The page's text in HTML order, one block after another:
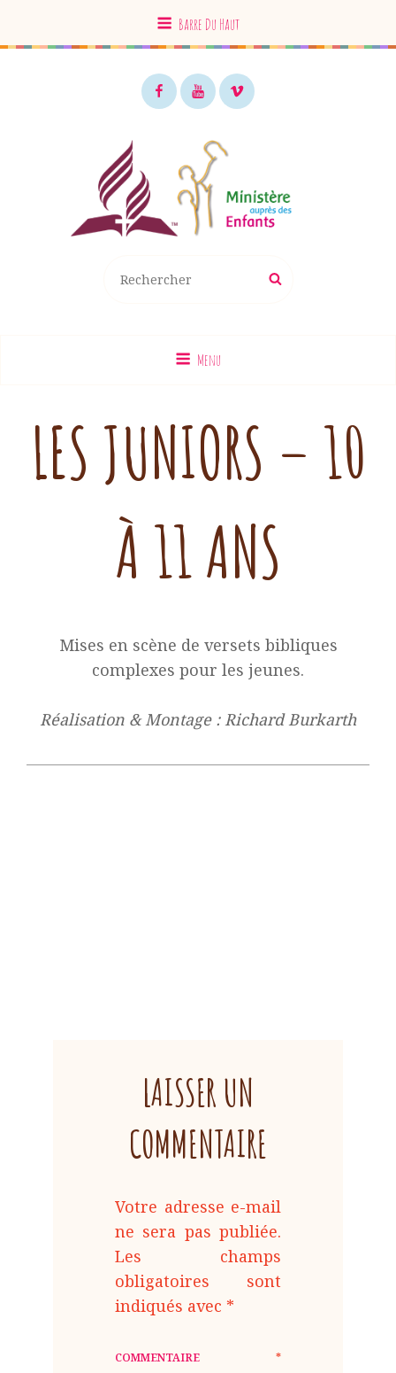
Barre Du Haut
FacebookYoutubeVimeo
pour
Menu
LES JUNIORS – 10
À 11 ANS
Mises en scène de versets bibliques
complexes pour les jeunes.
Réalisation & Montage : Richard Burkarth
LAISSER UN
COMMENTAIRE
Votre adresse e-mail
ne sera pas publiée.
Les champs
obligatoires sont
indiqués avec *
COMMENTAIRE *